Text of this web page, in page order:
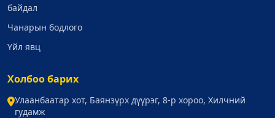
байдал
Чанарын бодлого
Үйл явц
Холбоо барих
Улаанбаатар хот, Баянзүрх дүүрэг, 8-р хороо, Хилчний
гудамж